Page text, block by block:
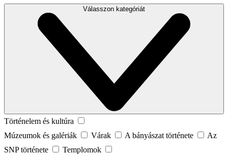
Válasszon kategóriát
Történelem és kultúra
Múzeumok és galériák
Várak A bányászat története
Az
SNP története
Templomok